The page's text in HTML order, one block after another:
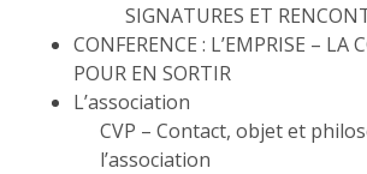
SIGNATURES ET
CONFERENCE : L’EMPRISE – LA
POUR EN SORTIR
L’association
CVP – Contact, objet et
l’association